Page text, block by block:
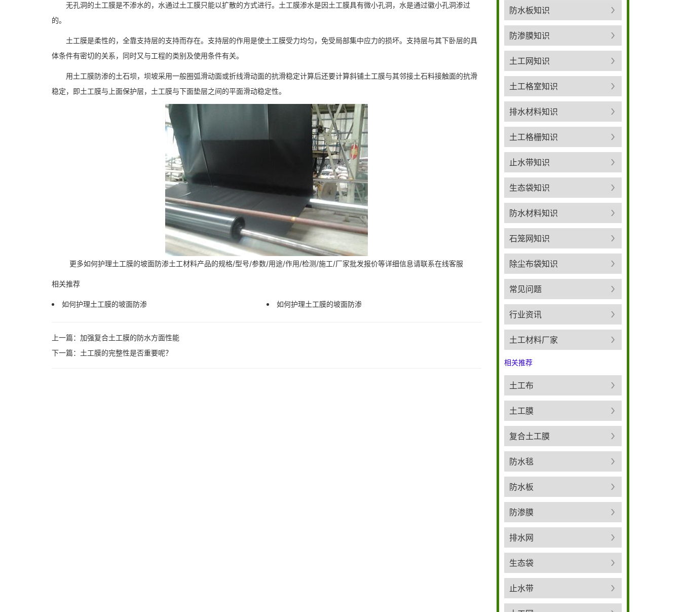
无孔洞的土工膜是不渗水的，水通过土工膜只能以扩散的方式进行。土工膜渗水是因土工膜具有微小孔洞，水是通过徽小孔洞渗过
的。
土工膜是柔性的，全靠支持层的支持而存在。支持层的作用是使土工膜受力均匀，免受局部集中应力的损坏。支持层与其下卧层的具
体条件有密切的关系，同时又与工程的类别及使用条件有关。
用土工膜防渗的土石坝，坝坡采用一般圈弧滑动面或折线滑动面的抗滑稳定计算后还要计算斜铺土工膜与其邻接土石料接触面的抗滑
稳定，即土工膜与上面保护层，土工膜与下面垫层之间的平面滑动稳定性。
更多如何护理土工膜的坡面防渗土工材料产品的规格/型号/参数/用途/作用/检测/施工/厂家批发报价等详细信息请联系在线客服
相关推荐
如何护理土工膜的坡面防渗 如何护理土工膜的坡面防渗
上一篇： 加强复合土工膜的防水方面性能
下一篇： 土工膜的完整性是否重要呢？
防水板知识
防渗膜知识
土工网知识
土工格室知识
排水材料知识
土工格栅知识
止水带知识
生态袋知识
防水材料知识
石笼网知识
除尘布袋知识
常见问题
行业资讯
土工材料厂家
相关推荐
土工布
土工膜
复合土工膜
防水毯
防水板
防渗膜
排水网
生态袋
止水带